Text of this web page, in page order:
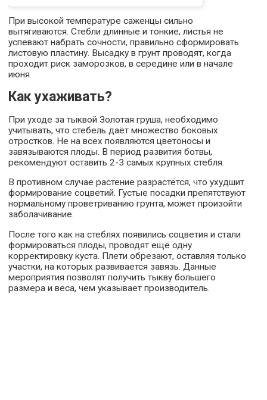
При высокой температуре саженцы сильно
вытягиваются. Стебли длинные и тонкие, листья не
успевают набрать сочности, правильно сформировать
листовую пластину. Высадку в грунт проводят, когда
проходит риск заморозков, в середине или в начале
июня.
Как ухаживать?
При уходе за тыквой Золотая груша, необходимо
учитывать, что стебель даёт множество боковых
отростков. Не на всех появляются цветоносы и
завязываются плоды. В период развития ботвы,
рекомендуют оставить 2-3 самых крупных стебля.
В противном случае растение разрастётся, что ухудшит
формирование соцветий. Густые посадки препятствуют
нормальному проветриванию грунта, может произойти
заболачивание.
После того как на стеблях появились соцветия и стали
формироваться плоды, проводят ещё одну
корректировку куста. Плети обрезают, оставляя только
участки, на которых развивается завязь. Данные
мероприятия позволят получить тыкву большего
размера и веса, чем указывает производитель.